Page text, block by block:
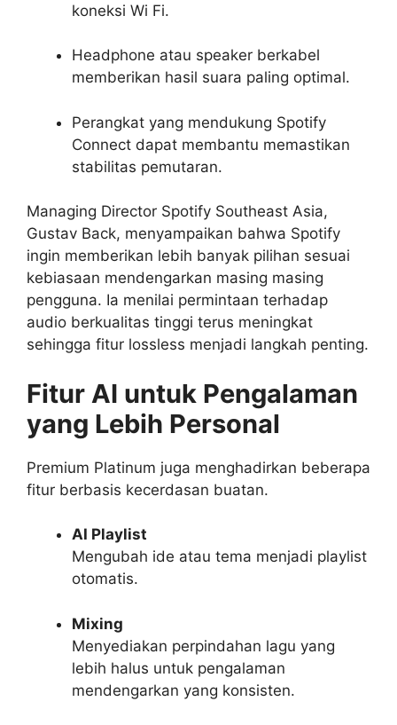
koneksi Wi Fi.
Headphone atau speaker berkabel
memberikan hasil suara paling optimal.
Perangkat yang mendukung Spotify
Connect dapat membantu memastikan
stabilitas pemutaran.
Managing Director Spotify Southeast Asia,
Gustav Back, menyampaikan bahwa Spotify
ingin memberikan lebih banyak pilihan sesuai
kebiasaan mendengarkan masing masing
pengguna. Ia menilai permintaan terhadap
audio berkualitas tinggi terus meningkat
sehingga fitur lossless menjadi langkah penting.
Fitur AI untuk Pengalaman
yang Lebih Personal
Premium Platinum juga menghadirkan beberapa
fitur berbasis kecerdasan buatan.
AI Playlist
Mengubah ide atau tema menjadi playlist
otomatis.
Mixing
Menyediakan perpindahan lagu yang
lebih halus untuk pengalaman
mendengarkan yang konsisten.